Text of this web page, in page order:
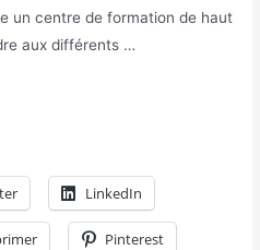
un centre de formation de haut
aux différents …
LinkedIn
Pinterest